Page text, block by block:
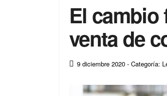
El cambio
venta de
9 diciembre 2020 - Categoría: